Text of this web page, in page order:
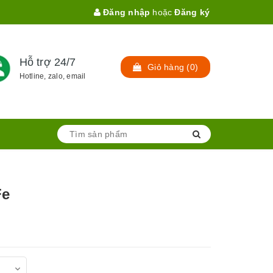
Đăng nhập hoặc Đăng ký
Hỗ trợ 24/7
Hotline, zalo, email
Giỏ hàng (0)